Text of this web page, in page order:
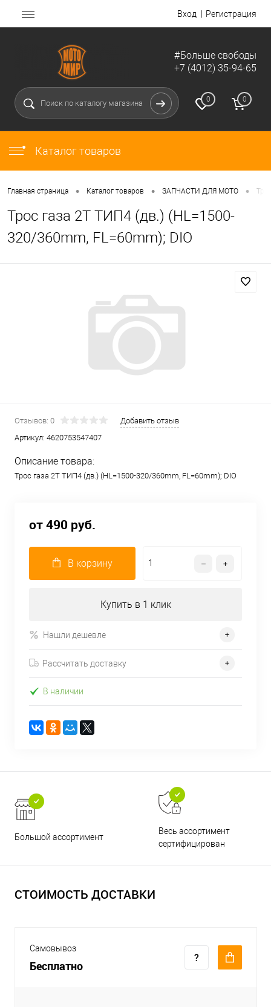
Вход Регистрация
#Больше свободы
+7 (4012) 35-94-65
0 0
Каталог товаров
Главная страница • Каталог товаров • ЗАПЧАСТИ ДЛЯ МОТО •
Трос газа 2Т ТИП4 (дв.) (HL=1500-
320/360mm, FL=60mm); DIO
Отзывов: 0
Добавить отзыв
Артикул: 4620753547407
Описание товара:
Трос газа 2Т ТИП4 (дв.) (HL=1500-320/360mm, FL=60mm); DIO
от 490 руб.
В корзину
Купить в 1 клик
Нашли дешевле
Рассчитать доставку
В наличии
Большой ассортимент
Весь ассортимент
сертифицирован
СТОИМОСТЬ ДОСТАВКИ
Самовывоз
Бесплатно